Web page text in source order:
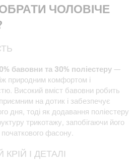
ЧОЛОВІЧЕ
бавовни та 30% поліестеру—
природним комфортом і
Високий вміст бавовни робить
на дотик і забезпечує
дня, тоді як додавання поліестеру
трикотажу, запобігаючи його
фасону.
І ДЕТАЛІ